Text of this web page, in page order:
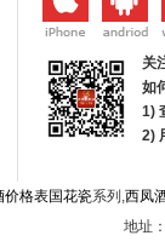
关
如
1)
2)
价格表国花瓷系列,西凤
地址